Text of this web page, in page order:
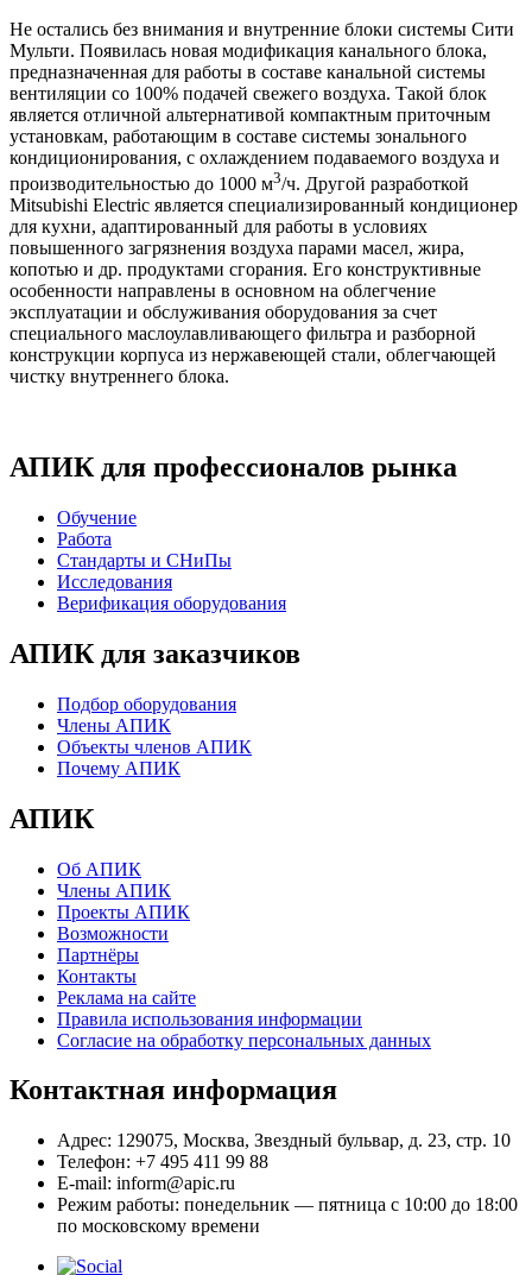
Не остались без внимания и внутренние блоки системы Сити
Мульти. Появилась новая модификация канального блока,
предназначенная для работы в составе канальной системы
вентиляции со 100% подачей свежего воздуха. Такой блок
является отличной альтернативой компактным приточным
установкам, работающим в составе системы зонального
кондиционирования, с охлаждением подаваемого воздуха и
производительностью до 1000 м3/ч. Другой разработкой
Mitsubishi Electric является специализированный кондиционер
для кухни, адаптированный для работы в условиях
повышенного загрязнения воздуха парами масел, жира,
копотью и др. продуктами сгорания. Его конструктивные
особенности направлены в основном на облегчение
эксплуатации и обслуживания оборудования за счет
специального маслоулавливающего фильтра и разборной
конструкции корпуса из нержавеющей стали, облегчающей
чистку внутреннего блока.
АПИК для профессионалов рынка
Обучение
Работа
Стандарты и СНиПы
Исследования
Верификация оборудования
АПИК для заказчиков
Подбор оборудования
Члены АПИК
Объекты членов АПИК
Почему АПИК
АПИК
Об АПИК
Члены АПИК
Проекты АПИК
Возможности
Партнёры
Контакты
Реклама на сайте
Правила использования информации
Согласие на обработку персональных данных
Контактная информация
Адрес: 129075, Москва, Звездный бульвар, д. 23, стр. 10
Телефон: +7 495 411 99 88
E-mail: inform@apic.ru
Режим работы: понедельник — пятница с 10:00 до 18:00
по московскому времени